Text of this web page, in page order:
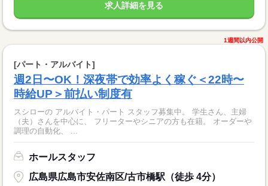
求人詳細を見る
1週間以内公開
[パート・アルバイト]
週2日〜OK！深夜帯で効率よく稼ぐ＜22時〜
時給UP＞前払い制度有
スシローの アルバイト・パート スタッフ募集中。 学生さん、主婦
（夫）さんを中心に、 フリーターやシニアの方も在籍。 オーダーや
調理の自動化、 ...
ホールスタッフ
広島県広島市安佐南区/古市橋駅（徒歩 4分）